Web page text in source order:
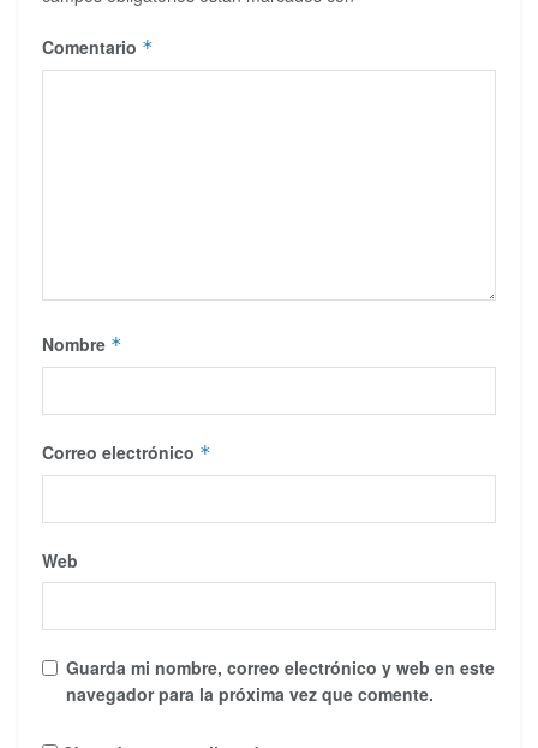
Comentario *
Nombre *
Correo electrónico *
Web
Guarda mi nombre, correo electrónico y web en este
navegador para la próxima vez que comente.